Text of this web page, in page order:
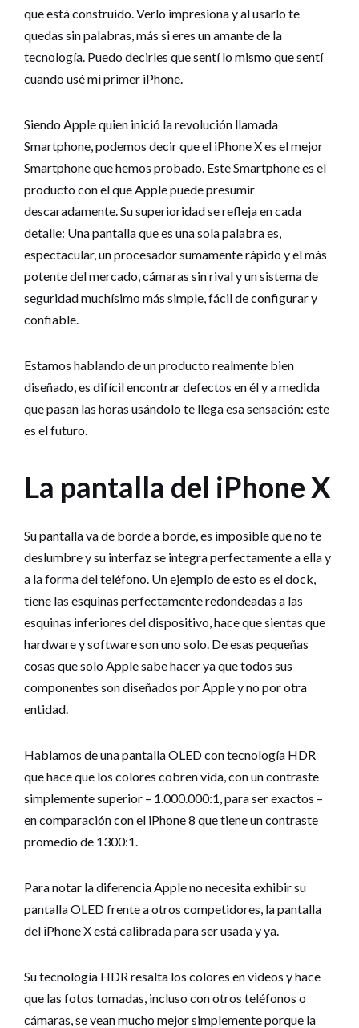
que está construido. Verlo impresiona y al usarlo te
quedas sin palabras, más si eres un amante de la
tecnología. Puedo decirles que sentí lo mismo que sentí
cuando usé mi primer iPhone.
Siendo Apple quien inició la revolución llamada
Smartphone, podemos decir que el iPhone X es el mejor
Smartphone que hemos probado. Este Smartphone es el
producto con el que Apple puede presumir
descaradamente. Su superioridad se refleja en cada
detalle: Una pantalla que es una sola palabra es,
espectacular, un procesador sumamente rápido y el más
potente del mercado, cámaras sin rival y un sistema de
seguridad muchísimo más simple, fácil de configurar y
confiable.
Estamos hablando de un producto realmente bien
diseñado, es difícil encontrar defectos en él y a medida
que pasan las horas usándolo te llega esa sensación: este
es el futuro.
La pantalla del iPhone X
Su pantalla va de borde a borde, es imposible que no te
deslumbre y su interfaz se integra perfectamente a ella y
a la forma del teléfono. Un ejemplo de esto es el dock,
tiene las esquinas perfectamente redondeadas a las
esquinas inferiores del dispositivo, hace que sientas que
hardware y software son uno solo. De esas pequeñas
cosas que solo Apple sabe hacer ya que todos sus
componentes son diseñados por Apple y no por otra
entidad.
Hablamos de una pantalla OLED con tecnología HDR
que hace que los colores cobren vida, con un contraste
simplemente superior – 1.000.000:1, para ser exactos –
en comparación con el iPhone 8 que tiene un contraste
promedio de 1300:1.
Para notar la diferencia Apple no necesita exhibir su
pantalla OLED frente a otros competidores, la pantalla
del iPhone X está calibrada para ser usada y ya.
Su tecnología HDR resalta los colores en videos y hace
que las fotos tomadas, incluso con otros teléfonos o
cámaras, se vean mucho mejor simplemente porque la